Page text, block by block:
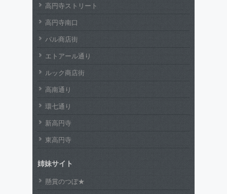
高円寺ストリート
高円寺南口
パル商店街
エトアール通り
ルック商店街
高南通り
環七通り
新高円寺
東高円寺
姉妹サイト
懸賞のつぼ★